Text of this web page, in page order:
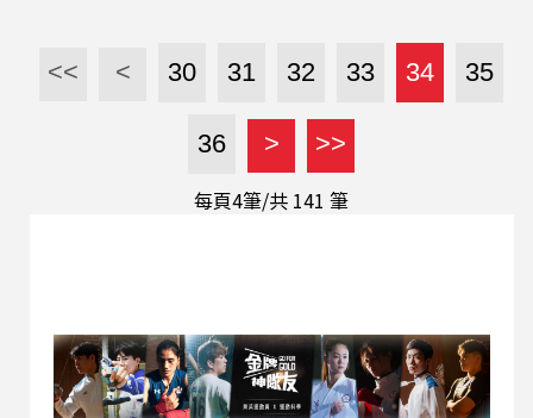
利造成哪些影響、是否應有所管制、應如何管制的
問題。 柏任畢業於台大法律系，同時因為對程式的
興趣，國小就接觸到程式開發及電腦作業系統，而
後在台大成立了開源社社團，對法律跟資訊都有所
了解的他，目前任職於中央研究院資訊法中心，將
由他帶領大家走入「資訊法」的領域中。 本集節目
體平台帶來的弊害，政府應以何種手段管制社群平
台媒體並避免國家濫權？ 學兜仔客家話 & 延伸思
考 ➢「你有聽過《數位中介服務法》...
<< < 30 31 32 33 34 35
36 > >>
每頁4筆/共 141 筆